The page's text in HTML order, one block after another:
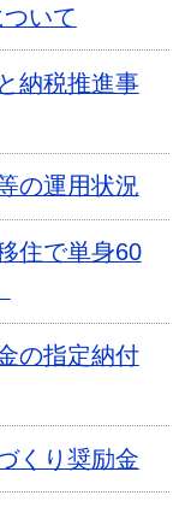
いて
納税推進事
の運用状況
住で単身60
の指定納付
くり奨励金